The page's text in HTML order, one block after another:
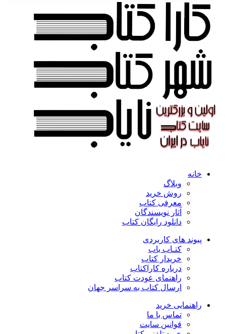
خانه
وبلاگ
روش خرید
معرفی کتاب
آثار نویسندگان
دانلود رایگان کتاب
پیوند های کاربردی
کتـاب یاب
خریدار کتاب
درباره کاراکتاب
راهنمای عودت کتاب
ارسال کتاب به سراسر جهان
راهنمایی خرید
تماس با ما
قوانین سایت